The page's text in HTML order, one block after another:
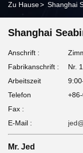
Zu Hause>
Shanghai
Anschrift :
Fabrikanschrift :
Arbeitszeit
Telefon
Fax :
E-Mail :
Mr. Jed